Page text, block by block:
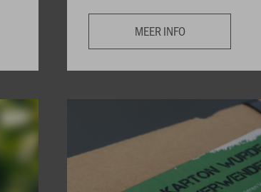
MEER INFO